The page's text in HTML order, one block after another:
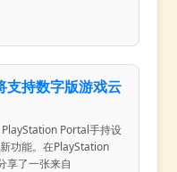
持数字版游戏云
Portal手持设
功能。在PlayStation
享了一张来自